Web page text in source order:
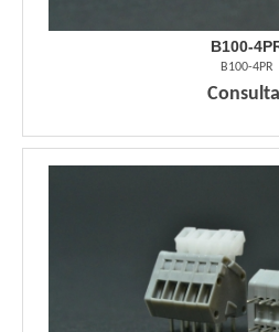
B100-
B100-4PR